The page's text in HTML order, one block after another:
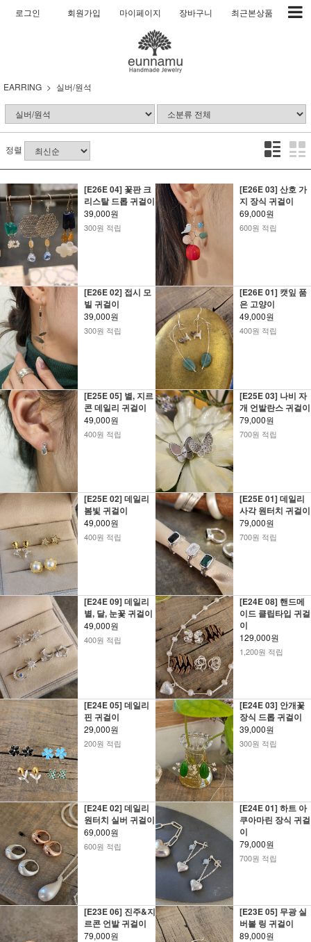
로그인 회원가입 마이페이지 장바구니 최근본상품
EARRING 실버/원석
정렬
[E26E 04] 꽃판 크
리스탈 드롭 귀걸이
39,000원
300원 적립
[E26E 03] 산호 가
지 장식 귀걸이
69,000원
600원 적립
[E26E 02] 접시 모
빌 귀걸이
39,000원
300원 적립
[E26E 01] 캣잎 품
은 고양이
49,000원
400원 적립
[E25E 05] 별, 지르
콘 데일리 귀걸이
49,000원
400원 적립
[E25E 03] 나비 자
개 언발란스 귀걸이
79,000원
700원 적립
[E25E 02] 데일리
봄빛 귀걸이
49,000원
400원 적립
[E25E 01] 데일리
사각 원터치 귀걸이
79,000원
700원 적립
[E24E 09] 데일리
별, 달, 눈꽃 귀걸이
49,000원
400원 적립
[E24E 08] 핸드메
이드 클립타입 귀걸
이
129,000원
1,200원 적립
[E24E 05] 데일리
핀 귀걸이
29,000원
200원 적립
[E24E 03] 안개꽃
장식 드롭 귀걸이
39,000원
300원 적립
[E24E 02] 데일리
원터치 실버 귀걸이
69,000원
600원 적립
[E24E 01] 하트 아
쿠아마린 장식 귀걸
이
79,000원
700원 적립
[E23E 06] 진주&지
르콘 언발 귀걸이
79,000원
[E23E 05] 무광 실
버볼 링 귀걸이
89,000원